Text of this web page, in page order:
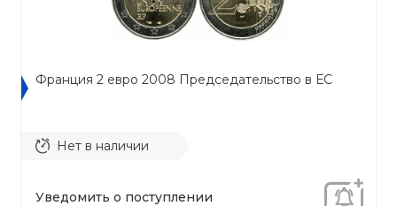
Франция 2 евро 2008 Председательство в ЕС
Нет в наличии
Уведомить о поступлении